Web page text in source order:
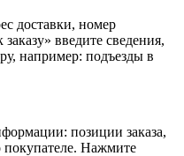
доставки, номер
введите сведения,
например: подъезды в
позиции заказа,
Нажмите